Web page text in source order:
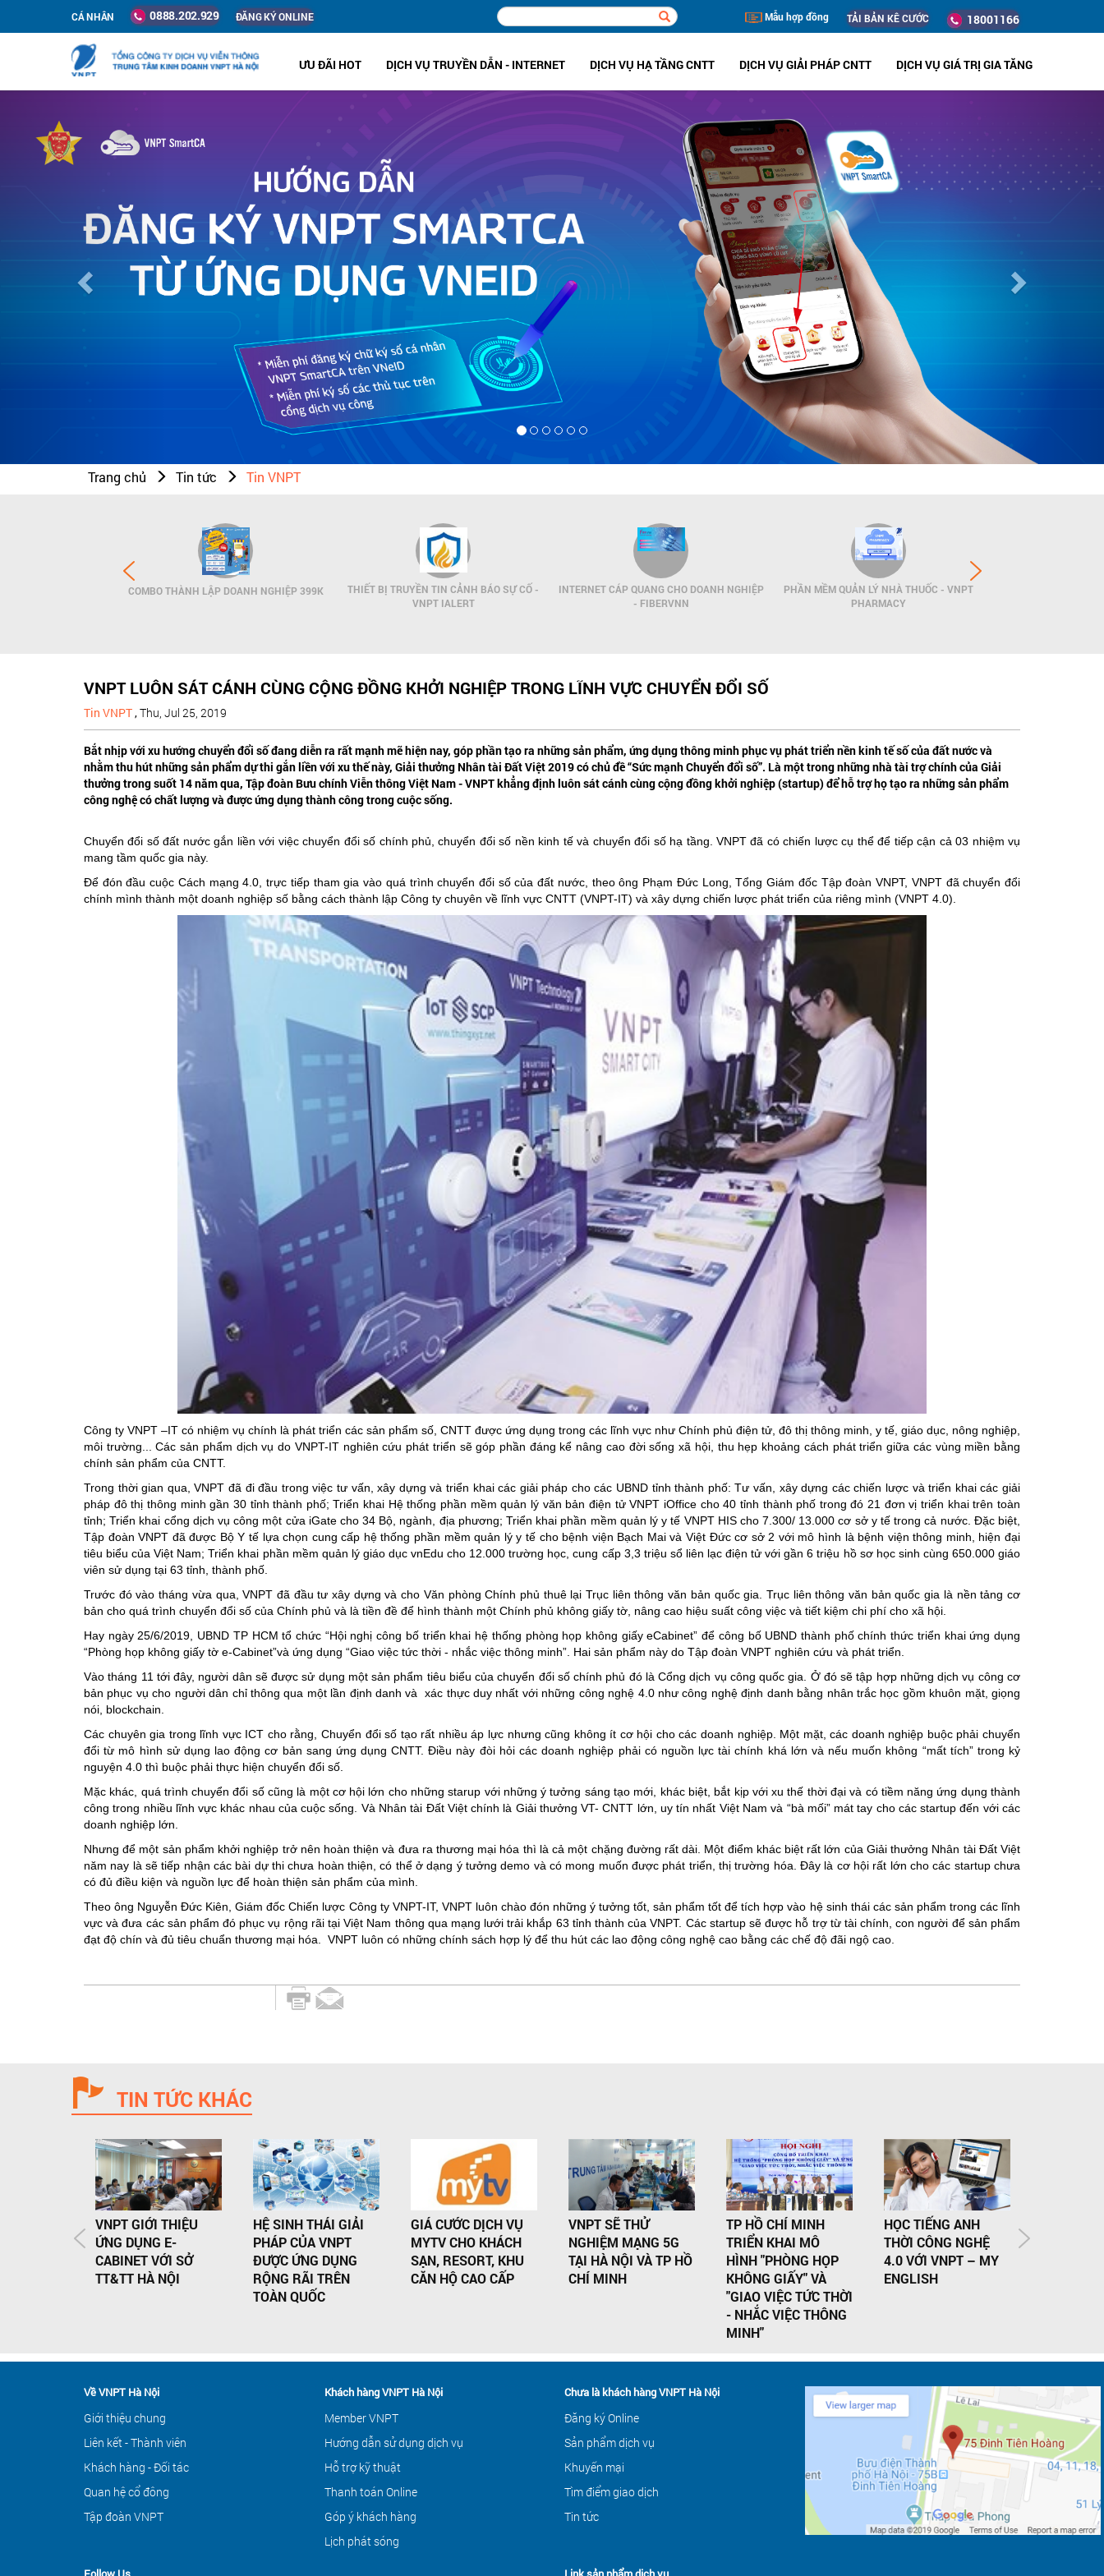
CÁ NHÂN 0888.202.929 ĐĂNG KÝ ONLINE Mẫu hợp đồng TẢI BẢN KÊ CƯỚC 18001166
ƯU ĐÃI HOT DỊCH VỤ TRUYỀN DẪN - INTERNET DỊCH VỤ HẠ TẦNG CNTT DỊCH VỤ GIẢI PHÁP CNTT DỊCH VỤ GIÁ TRỊ GIA TĂNG
Trang chủ Tin tức Tin VNPT
COMBO THÀNH LẬP DOANH NGHIỆP 399K
THIẾT BỊ TRUYỀN TIN CẢNH BÁO SỰ CỐ -
VNPT IALERT
INTERNET CÁP QUANG CHO DOANH NGHIỆP
- FIBERVNN
PHẦN MỀM QUẢN LÝ NHÀ THUỐC - VNPT
PHARMACY
VNPT LUÔN SÁT CÁNH CÙNG CỘNG ĐỒNG KHỞI NGHIỆP TRONG LĨNH VỰC CHUYỂN ĐỔI SỐ
Tin VNPT,Thu, Jul 25, 2019
Bắt nhịp với xu hướng chuyển đổi số đang diễn ra rất mạnh mẽ hiện nay, góp phần tạo ra những sản phẩm, ứng dụng thông minh phục vụ phát triển nền kinh tế số của đất nước và
nhằm thu hút những sản phẩm dự thi gắn liền với xu thế này, Giải thưởng Nhân tài Đất Việt 2019 có chủ đề “Sức mạnh Chuyển đổi số”. Là một trong những nhà tài trợ chính của Giải
thưởng trong suốt 14 năm qua, Tập đoàn Bưu chính Viễn thông Việt Nam - VNPT khẳng định luôn sát cánh cùng cộng đồng khởi nghiệp (startup) để hỗ trợ họ tạo ra những sản phẩm
công nghệ có chất lượng và được ứng dụng thành công trong cuộc sống.
Chuyển đổi số đất nước gắn liền với việc chuyển đổi số chính phủ, chuyển đổi số nền kinh tế và chuyển đổi số hạ tầng. VNPT đã có chiến lược cụ thể để tiếp cận cả 03 nhiệm vụ
mang tầm quốc gia này.
Để đón đầu cuộc Cách mạng 4.0, trực tiếp tham gia vào quá trình chuyển đổi số của đất nước, theo ông Phạm Đức Long, Tổng Giám đốc Tập đoàn VNPT, VNPT đã chuyển đổi
chính mình thành một doanh nghiệp số bằng cách thành lập Công ty chuyên về lĩnh vực CNTT (VNPT-IT) và xây dựng chiến lược phát triển của riêng mình (VNPT 4.0).
Công ty VNPT –IT có nhiệm vụ chính là phát triển các sản phẩm số, CNTT được ứng dụng trong các lĩnh vực như Chính phủ điện tử, đô thị thông minh, y tế, giáo dục, nông nghiệp,
môi trường... Các sản phẩm dịch vụ do VNPT-IT nghiên cứu phát triển sẽ góp phần đáng kể nâng cao đời sống xã hội, thu hẹp khoảng cách phát triển giữa các vùng miền bằng
chính sản phẩm của CNTT.
Trong thời gian qua, VNPT đã đi đầu trong việc tư vấn, xây dựng và triển khai các giải pháp cho các UBND tỉnh thành phố: Tư vấn, xây dựng các chiến lược và triển khai các giải
pháp đô thị thông minh gần 30 tỉnh thành phố; Triển khai Hệ thống phần mềm quản lý văn bản điện tử VNPT iOffice cho 40 tỉnh thành phố trong đó 21 đơn vị triển khai trên toàn
tỉnh; Triển khai cổng dịch vụ công một cửa iGate cho 34 Bộ, ngành, địa phương; Triển khai phần mềm quản lý y tế VNPT HIS cho 7.300/ 13.000 cơ sở y tế trong cả nước. Đặc biệt,
Tập đoàn VNPT đã được Bộ Y tế lựa chọn cung cấp hệ thống phần mềm quản lý y tế cho bệnh viện Bạch Mai và Việt Đức cơ sở 2 với mô hình là bệnh viện thông minh, hiện đại
tiêu biểu của Việt Nam; Triển khai phần mềm quản lý giáo dục vnEdu cho 12.000 trường học, cung cấp 3,3 triệu sổ liên lạc điện tử với gần 6 triệu hồ sơ học sinh cùng 650.000 giáo
viên sử dụng tại 63 tỉnh, thành phố.
Trước đó vào tháng vừa qua, VNPT đã đầu tư xây dựng và cho Văn phòng Chính phủ thuê lại Trục liên thông văn bản quốc gia. Trục liên thông văn bản quốc gia là nền tảng cơ
bản cho quá trình chuyển đổi số của Chính phủ và là tiền đề để hình thành một Chính phủ không giấy tờ, nâng cao hiệu suất công việc và tiết kiệm chi phí cho xã hội.
Hay ngày 25/6/2019, UBND TP HCM tổ chức “Hội nghị công bố triển khai hệ thống phòng họp không giấy eCabinet” để công bố UBND thành phố chính thức triển khai ứng dụng
“Phòng họp không giấy tờ e-Cabinet”và ứng dụng “Giao việc tức thời - nhắc việc thông minh”. Hai sản phẩm này do Tập đoàn VNPT nghiên cứu và phát triển.
Vào tháng 11 tới đây, người dân sẽ được sử dụng một sản phẩm tiêu biểu của chuyển đổi số chính phủ đó là Cổng dịch vụ công quốc gia. Ở đó sẽ tập hợp những dịch vụ công cơ
bản phục vụ cho người dân chỉ thông qua một lần định danh và xác thực duy nhất với những công nghệ 4.0 như công nghệ định danh bằng nhân trắc học gồm khuôn mặt, giọng
nói, blockchain.
Các chuyên gia trong lĩnh vực ICT cho rằng, Chuyển đổi số tạo rất nhiều áp lực nhưng cũng không ít cơ hội cho các doanh nghiệp. Một mặt, các doanh nghiệp buộc phải chuyển
đổi từ mô hình sử dụng lao động cơ bản sang ứng dụng CNTT. Điều này đòi hỏi các doanh nghiệp phải có nguồn lực tài chính khá lớn và nếu muốn không “mất tích” trong kỷ
nguyện 4.0 thì buộc phải thực hiện chuyển đổi số.
Mặc khác, quá trình chuyển đổi số cũng là một cơ hội lớn cho những starup với những ý tưởng sáng tạo mới, khác biệt, bắt kịp với xu thế thời đại và có tiềm năng ứng dụng thành
công trong nhiều lĩnh vực khác nhau của cuộc sống. Và Nhân tài Đất Việt chính là Giải thưởng VT- CNTT lớn, uy tín nhất Việt Nam và “bà mối” mát tay cho các startup đến với các
doanh nghiệp lớn.
Nhưng để một sản phẩm khởi nghiệp trở nên hoàn thiện và đưa ra thương mại hóa thì là cả một chặng đường rất dài. Một điểm khác biệt rất lớn của Giải thưởng Nhân tài Đất Việt
năm nay là sẽ tiếp nhận các bài dự thi chưa hoàn thiện, có thể ở dạng ý tưởng demo và có mong muốn được phát triển, thị trường hóa. Đây là cơ hội rất lớn cho các startup chưa
có đủ điều kiện và nguồn lực để hoàn thiện sản phẩm của mình.
Theo ông Nguyễn Đức Kiên, Giám đốc Chiến lược Công ty VNPT-IT, VNPT luôn chào đón những ý tưởng tốt, sản phẩm tốt để tích hợp vào hệ sinh thái các sản phẩm trong các lĩnh
vực và đưa các sản phẩm đó phục vụ rộng rãi tại Việt Nam thông qua mạng lưới trải khắp 63 tỉnh thành của VNPT. Các startup sẽ được hỗ trợ từ tài chính, con người để sản phẩm
đạt độ chín và đủ tiêu chuẩn thương mại hóa. VNPT luôn có những chính sách hợp lý để thu hút các lao động công nghệ cao bằng các chế độ đãi ngộ cao.
TIN TỨC KHÁC
VNPT GIỚI THIỆU
ỨNG DỤNG E-
CABINET VỚI SỞ
TT&TT HÀ NỘI
HỆ SINH THÁI GIẢI
PHÁP CỦA VNPT
ĐƯỢC ỨNG DỤNG
RỘNG RÃI TRÊN
TOÀN QUỐC
GIÁ CƯỚC DỊCH VỤ
MYTV CHO KHÁCH
SẠN, RESORT, KHU
CĂN HỘ CAO CẤP
VNPT SẼ THỬ
NGHIỆM MẠNG 5G
TẠI HÀ NỘI VÀ TP HỒ
CHÍ MINH
TP HỒ CHÍ MINH
TRIỂN KHAI MÔ
HÌNH "PHÒNG HỌP
KHÔNG GIẤY" VÀ
"GIAO VIỆC TỨC THỜI
- NHẮC VIỆC THÔNG
MINH"
HỌC TIẾNG ANH
THỜI CÔNG NGHỆ
4.0 VỚI VNPT – MY
ENGLISH
Về VNPT Hà Nội
Giới thiệu chung
Liên kết - Thành viên
Khách hàng - Đối tác
Quan hệ cổ đông
Tập đoàn VNPT
Khách hàng VNPT Hà Nội
Member VNPT
Hướng dẫn sử dụng dịch vụ
Hỗ trợ kỹ thuật
Thanh toán Online
Góp ý khách hàng
Lịch phát sóng
Chưa là khách hàng VNPT Hà Nội
Đăng ký Online
Sản phẩm dịch vụ
Khuyến mại
Tìm điểm giao dịch
Tin tức